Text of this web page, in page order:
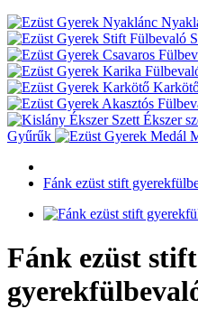
Ékszer
Gyűrűk
Fánk ezüst stift
Fánk ezüst stift